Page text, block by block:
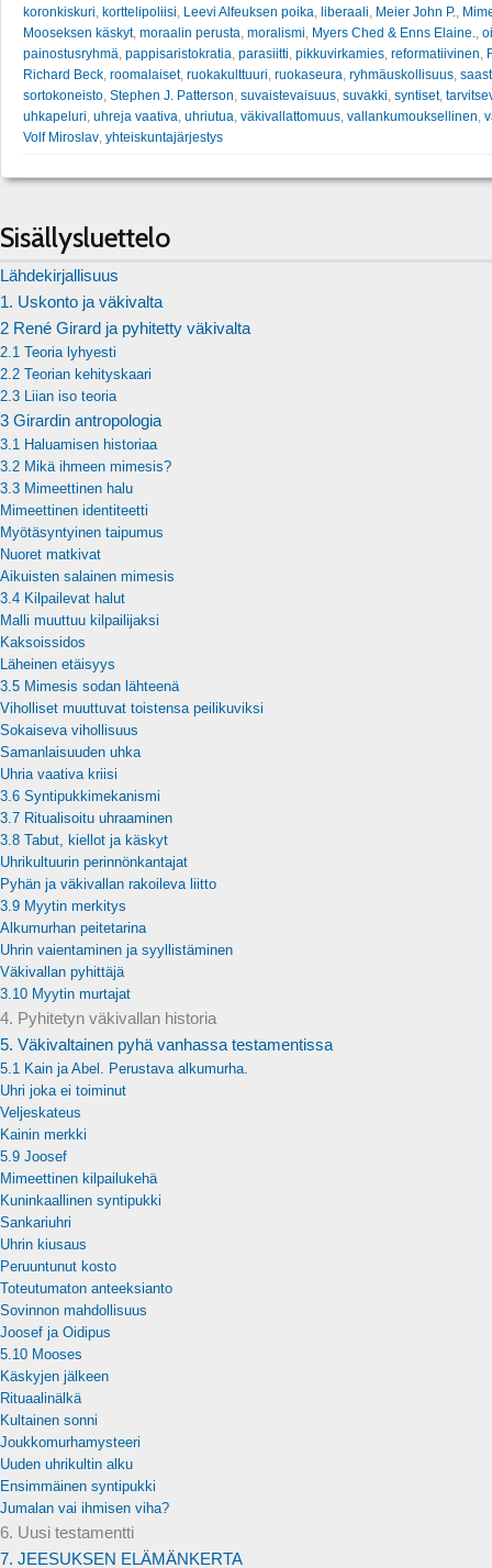
koronkiskuri, korttelipoliisi, Leevi Alfeuksen poika, liberaali, Meier John P.,
Mooseksen käskyt, moraalin perusta, moralismi, Myers Ched & Enns Elaine.,
painostusryhmä, pappisaristokratia, parasiitti, pikkuvirkamies, reformatiivinen,
Richard Beck, roomalaiset, ruokakulttuuri, ruokaseura, ryhmäuskollisuus,
sortokoneisto, Stephen J. Patterson, suvaistevaisuus, suvakki, syntiset,
uhkapeluri, uhreja vaativa, uhriutua, väkivallattomuus, vallankumouksellinen,
Volf Miroslav, yhteiskuntajärjestys
Sisällysluettelo
Lähdekirjallisuus
1. Uskonto ja väkivalta
2 René Girard ja pyhitetty väkivalta
2.1 Teoria lyhyesti
2.2 Teorian kehityskaari
2.3 Liian iso teoria
3 Girardin antropologia
3.1 Haluamisen historiaa
3.2 Mikä ihmeen mimesis?
3.3 Mimeettinen halu
Mimeettinen identiteetti
Myötäsyntyinen taipumus
Nuoret matkivat
Aikuisten salainen mimesis
3.4 Kilpailevat halut
Malli muuttuu kilpailijaksi
Kaksoissidos
Läheinen etäisyys
3.5 Mimesis sodan lähteenä
Viholliset muuttuvat toistensa peilikuviksi
Sokaiseva vihollisuus
Samanlaisuuden uhka
Uhria vaativa kriisi
3.6 Syntipukkimekanismi
3.7 Ritualisoitu uhraaminen
3.8 Tabut, kiellot ja käskyt
Uhrikultuurin perinnönkantajat
Pyhän ja väkivallan rakoileva liitto
3.9 Myytin merkitys
Alkumurhan peitetarina
Uhrin vaientaminen ja syyllistäminen
Väkivallan pyhittäjä
3.10 Myytin murtajat
4. Pyhitetyn väkivallan historia
5. Väkivaltainen pyhä vanhassa testamentissa
5.1 Kain ja Abel. Perustava alkumurha.
Uhri joka ei toiminut
Veljeskateus
Kainin merkki
5.9 Joosef
Mimeettinen kilpailukehä
Kuninkaallinen syntipukki
Sankariuhri
Uhrin kiusaus
Peruuntunut kosto
Toteutumaton anteeksianto
Sovinnon mahdollisuus
Joosef ja Oidipus
5.10 Mooses
Käskyjen jälkeen
Rituaalinälkä
Kultainen sonni
Joukkomurhamysteeri
Uuden uhrikultin alku
Ensimmäinen syntipukki
Jumalan vai ihmisen viha?
6. Uusi testamentti
7. JEESUKSEN ELÄMÄNKERTA